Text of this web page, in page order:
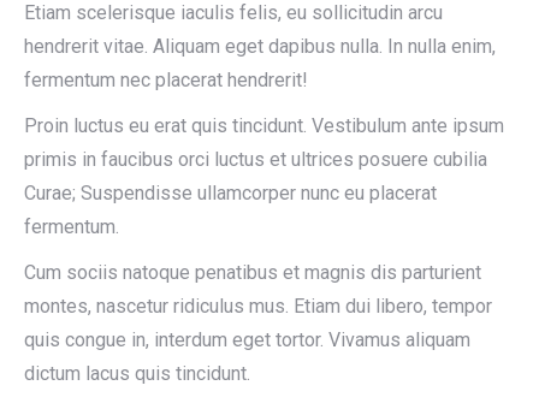
Etiam scelerisque iaculis felis, eu sollicitudin arcu
hendrerit vitae. Aliquam eget dapibus nulla. In nulla enim,
fermentum nec placerat hendrerit!
Proin luctus eu erat quis tincidunt. Vestibulum ante ipsum
primis in faucibus orci luctus et ultrices posuere cubilia
Curae; Suspendisse ullamcorper nunc eu placerat
fermentum.
Cum sociis natoque penatibus et magnis dis parturient
montes, nascetur ridiculus mus. Etiam dui libero, tempor
quis congue in, interdum eget tortor. Vivamus aliquam
dictum lacus quis tincidunt.